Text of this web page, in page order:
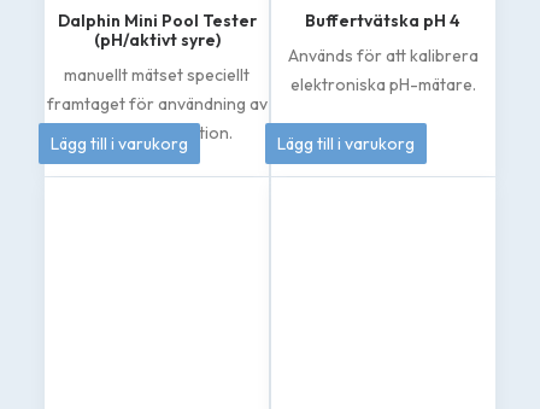
Dalphin Mini Pool Tester
(pH/aktivt syre)
manuellt mätset speciellt
framtaget för användning av
klorfri desinfektion.
133kr
Lägg till i varukorg
Buffertvätska pH 4
Används för att kalibrera
elektroniska pH-mätare.
50kr
Lägg till i varukorg